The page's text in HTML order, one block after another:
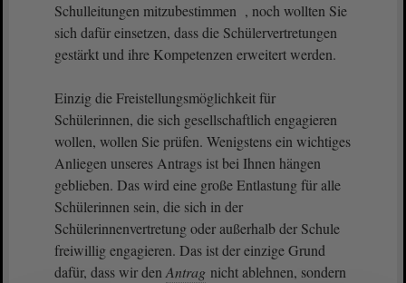
Schulleitungen mitzubestimmen , noch wollten Sie
sich dafür einsetzen, dass die Schülervertretungen
gestärkt und ihre Kompetenzen erweitert werden.
Einzig die Freistellungsmöglichkeit für
Schülerinnen, die sich gesellschaftlich engagieren
wollen, wollen Sie prüfen. Wenigstens ein wichtiges
Anliegen unseres Antrags ist bei Ihnen hängen
geblieben. Das wird eine große Entlastung für alle
Schülerinnen sein, die sich in der
Schülerinnenvertretung oder außerhalb der Schule
freiwillig engagieren. Das ist der einzige Grund
dafür, dass wir den Antrag nicht ablehnen, sondern